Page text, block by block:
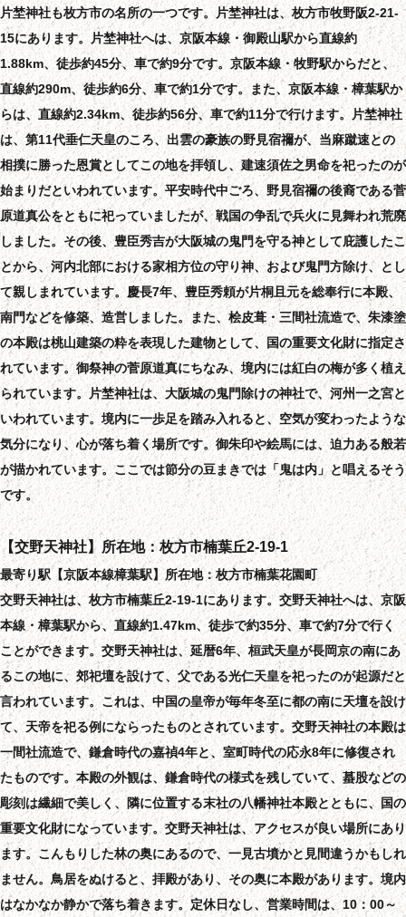
片埜神社も枚方市の名所の一つです。片埜神社は、枚方市牧野阪2-21-
15にあります。片埜神社へは、京阪本線・御殿山駅から直線約
1.88km、徒歩約45分、車で約9分です。京阪本線・牧野駅からだと、
直線約290m、徒歩約6分、車で約1分です。また、京阪本線・樟葉駅か
らは、直線約2.34km、徒歩約56分、車で約11分で行けます。片埜神社
は、第11代垂仁天皇のころ、出雲の豪族の野見宿禰が、当麻蹴速との
相撲に勝った恩賞としてこの地を拝領し、建速須佐之男命を祀ったのが
始まりだといわれています。平安時代中ごろ、野見宿禰の後裔である菅
原道真公をともに祀っていましたが、戦国の争乱で兵火に見舞われ荒廃
しました。その後、豊臣秀吉が大阪城の鬼門を守る神として庇護したこ
とから、河内北部における家相方位の守り神、および鬼門方除け、とし
て親しまれています。慶長7年、豊臣秀頼が片桐且元を総奉行に本殿、
南門などを修築、造営しました。また、桧皮葺・三間社流造で、朱漆塗
の本殿は桃山建築の粋を表現した建物として、国の重要文化財に指定さ
れています。御祭神の菅原道真にちなみ、境内には紅白の梅が多く植え
られています。片埜神社は、大阪城の鬼門除けの神社で、河州一之宮と
いわれています。境内に一歩足を踏み入れると、空気が変わったような
気分になり、心が落ち着く場所です。御朱印や絵馬には、迫力ある般若
が描かれています。ここでは節分の豆まきでは「鬼は内」と唱えるそう
です。
【交野天神社】所在地：枚方市楠葉丘2-19-1
最寄り駅【京阪本線樟葉駅】所在地：枚方市楠葉花園町
交野天神社は、枚方市楠葉丘2-19-1にあります。交野天神社へは、京阪
本線・樟葉駅から、直線約1.47km、徒歩で約35分、車で約7分で行く
ことができます。交野天神社は、延暦6年、桓武天皇が長岡京の南にあ
るこの地に、郊祀壇を設けて、父である光仁天皇を祀ったのが起源だと
言われています。これは、中国の皇帝が毎年冬至に都の南に天壇を設け
て、天帝を祀る例にならったものとされています。交野天神社の本殿は
一間社流造で、鎌倉時代の嘉禎4年と、室町時代の応永8年に修復され
たものです。本殿の外観は、鎌倉時代の様式を残していて、蟇股などの
彫刻は繊細で美しく、隣に位置する末社の八幡神社本殿とともに、国の
重要文化財になっています。交野天神社は、アクセスが良い場所にあり
ます。こんもりした林の奥にあるので、一見古墳かと見間違うかもしれ
ません。鳥居をぬけると、拝殿があり、その奥に本殿があります。境内
はなかなか静かで落ち着きます。定休日なし、営業時間は、10：00～